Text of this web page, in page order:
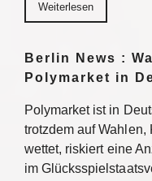
Weiterlesen
Berlin News :
Polymarket in
Polymarket ist in
trotzdem auf
wettet, riskiert eine
im